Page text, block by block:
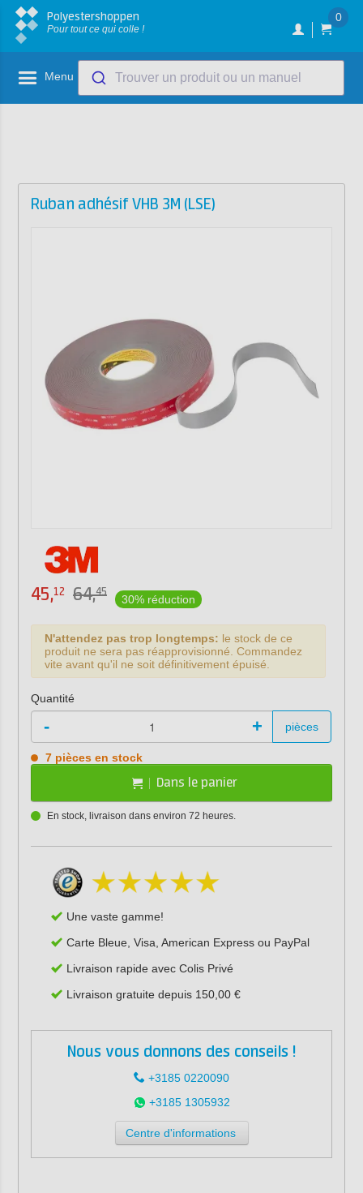
Polyestershoppen
Pour tout ce qui colle !
0
Menu Trouver un produit ou un manuel
Ruban adhésif VHB 3M (LSE)
45,12 64,45
30% réduction
N'attendez pas trop longtemps: le stock de ce
produit ne sera pas réapprovisionné. Commandez
vite avant qu'il ne soit définitivement épuisé.
Quantité
- + pièces
7 pièces en stock
Dans le panier
En stock, livraison dans environ 72 heures.
Une vaste gamme!
Carte Bleue, Visa, American Express ou PayPal
Livraison rapide avec Colis Privé
Livraison gratuite depuis 150,00 €
Nous vous donnons des conseils !
+3185 0220090
+3185 1305932
Centre d'informations